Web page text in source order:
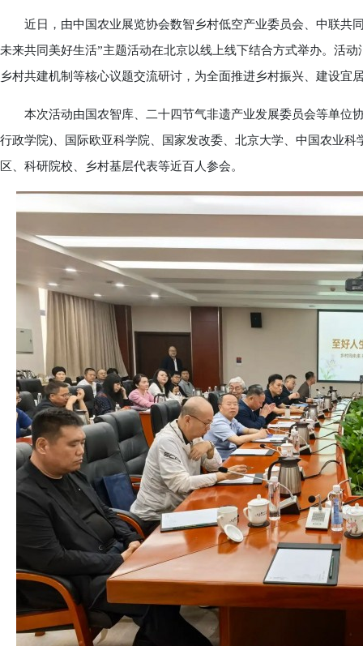
近日，由中国农业展览协会数智乡村低空产业委员会、中联共
未来共同美好生活”主题活动在北京以线上线下结合方式举办。活
乡村共建机制等核心议题交流研讨，为全面推进乡村振兴、建设宜
本次活动由国农智库、二十四节气非遗产业发展委员会等单位
行政学院)、国际欧亚科学院、国家发改委、北京大学、中国农业
区、科研院校、乡村基层代表等近百人参会。